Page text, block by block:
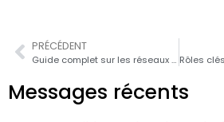
PRÉCÉDENT
Guide complet sur les réseaux adversoriels génératifs (GAN)
Messages récents